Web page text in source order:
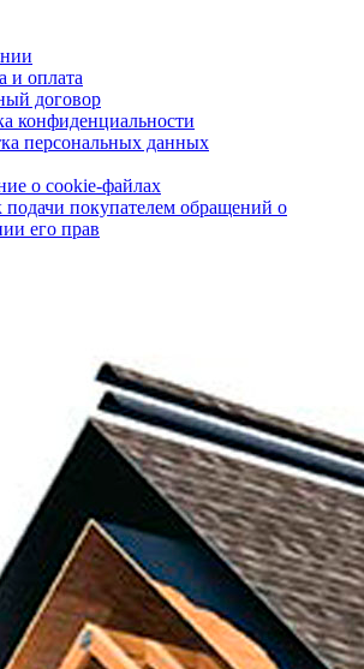
и оплата
договор
конфиденциальности
персональных данных
о cookie-файлах
подачи покупателем обращений о
его прав